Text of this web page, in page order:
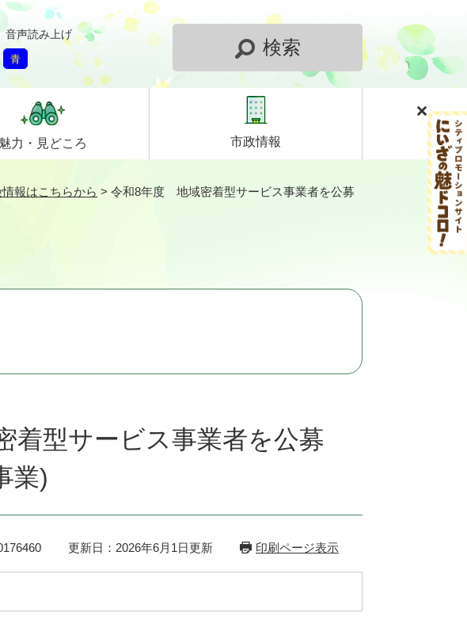
音声読み上げ
青
検索
魅力・ 見どころ 市政情報
報はこちらから > 令和8年度 地域密着型サービス事業者を公募
型サービス事業者を公募
業)
更新日：2026年6月1日更新 印刷ページ表示